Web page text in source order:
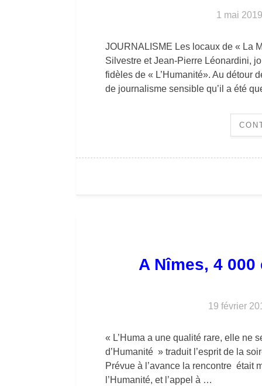
1 mai 2019
JOURNALISME Les locaux de « La
Silvestre et Jean-Pierre Léonardini,
fidèles de « L’Humanité». Au détour
de journalisme sensible qu’il a été
A Nîmes, 4
19 février
« L’Huma a une qualité rare, elle ne
d’Humanité » traduit l’esprit de la
Prévue à l’avance la rencontre était
l’Humanité, et l’appel à …